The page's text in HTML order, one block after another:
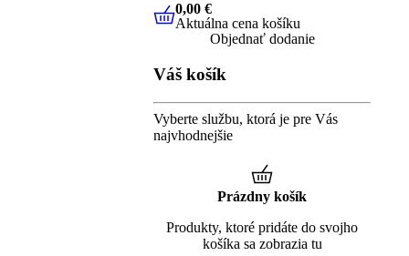
0,00 €Aktuálna cena košíku
0,00 €
Aktuálna cena košíku
Objednať dodanie
Váš košík
Vyberte službu, ktorá je pre Vás
najvhodnejšie
Prázdny košík
Produkty, ktoré pridáte do svojho
košíka sa zobrazia tu